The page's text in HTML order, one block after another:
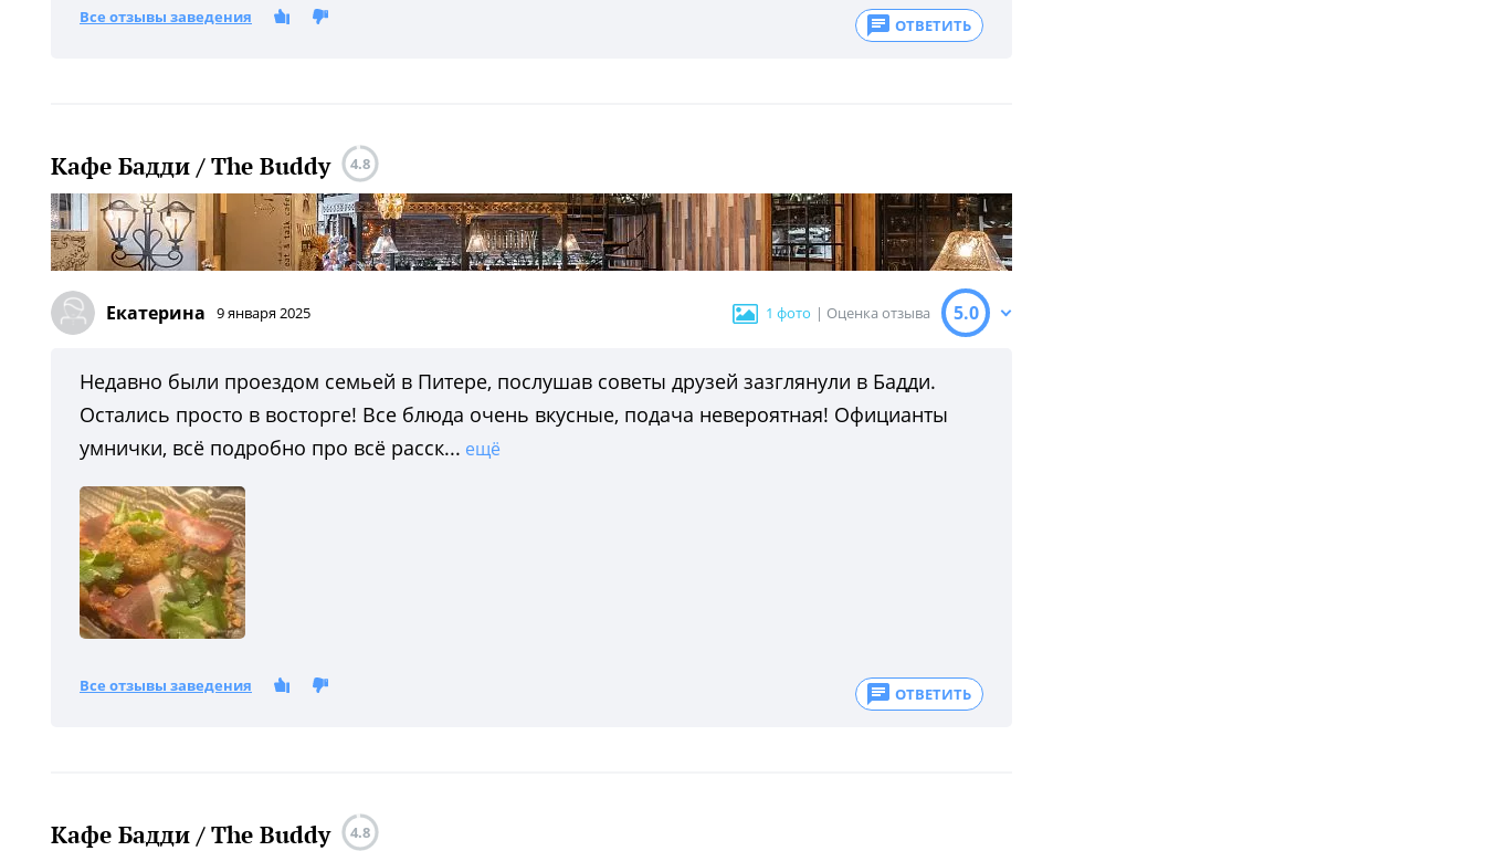
Все отзывы заведения ОТВЕТИТЬ
Кафе Бадди / The Buddy 4.8
Екатерина 9 января 2025 1 фото | Оценка отзыва 5.0
Недавно были проездом семьей в Питере, послушав советы друзей зазглянули в Бадди.
Остались просто в восторге! Все блюда очень вкусные, подача невероятная! Официанты
умнички, всё подробно про всё расск... ещё
Все отзывы заведения ОТВЕТИТЬ
Кафе Бадди / The Buddy 4.8